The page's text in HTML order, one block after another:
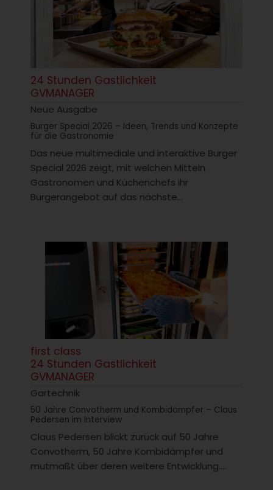
24 Stunden Gastlichkeit
GVMANAGER
Neue Ausgabe
Burger Special 2026 – Ideen, Trends und Konzepte
für die Gastronomie
Das neue multimediale und interaktive Burger
Special 2026 zeigt, mit welchen Mitteln
Gastronomen und Küchenchefs ihr
Burgerangebot auf das nächste...
first class
24 Stunden Gastlichkeit
GVMANAGER
Gartechnik
50 Jahre Convotherm und Kombidämpfer – Claus
Pedersen im Interview
Claus Pedersen blickt zurück auf 50 Jahre
Convotherm, 50 Jahre Kombidämpfer und
mutmaßt über deren weitere Entwicklung....